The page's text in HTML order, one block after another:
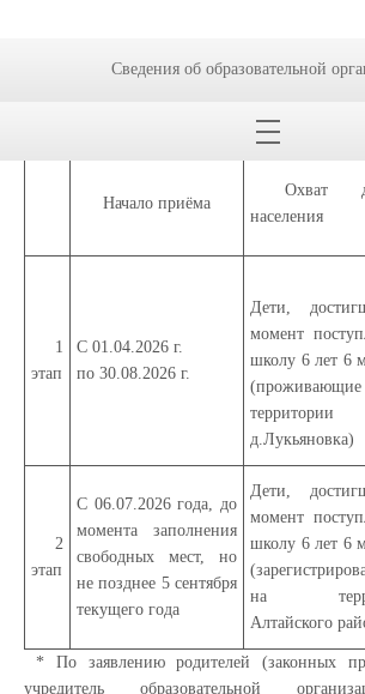
Приём в первый класс осуществляется в два
Начало приёма
Охват
населения
1
этап
С 01.04.2026 г.
по 30.08.2026 г.
Дети,
момент
школу 6 лет 6
территории
д.Лукьяновка)
2
этап
С 06.07.2026 года, до
момента заполнения
свободных мест, но
не позднее 5 сентября
текущего года
Дети,
момент
школу 6 лет 6
на
Алтайского
* По заявлению родителей (законных
учредитель образовательной
Сведения об образовательной